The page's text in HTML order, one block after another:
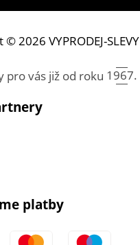
2026 VYPRODEJ-SLEVY
pro vás již od roku 1967.
platby